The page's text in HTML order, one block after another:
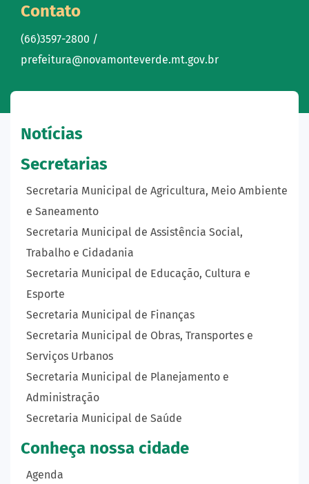
Contato
(66)3597-2800 /
prefeitura@novamonteverde.mt.gov.br
Notícias
Secretarias
Secretaria Municipal de Agricultura, Meio Ambiente
e Saneamento
Secretaria Municipal de Assistência Social,
Trabalho e Cidadania
Secretaria Municipal de Educação, Cultura e
Esporte
Secretaria Municipal de Finanças
Secretaria Municipal de Obras, Transportes e
Serviços Urbanos
Secretaria Municipal de Planejamento e
Administração
Secretaria Municipal de Saúde
Conheça nossa cidade
Agenda